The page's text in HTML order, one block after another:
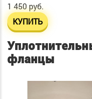
1 450 руб.
КУПИТЬ
фланцы